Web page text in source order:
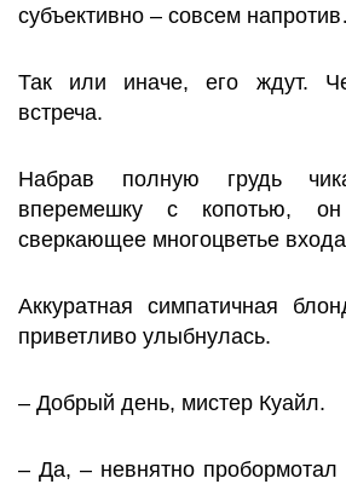
субъективно – совсем
Так или иначе, его ждут.
встреча.
Набрав полную грудь
вперемешку с копотью,
сверкающее многоцветье
Аккуратная симпатичная
приветливо улыбнулась.
– Добрый день, мистер Куайл.
– Да, – невнятно